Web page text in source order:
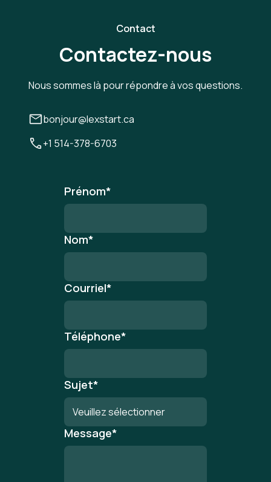
Contact
Contactez-nous
Nous sommes là pour répondre à vos questions.
bonjour@lexstart.ca
+1 514-378-6703
Prénom*
Nom*
Courriel*
Téléphone*
Sujet*
Message*